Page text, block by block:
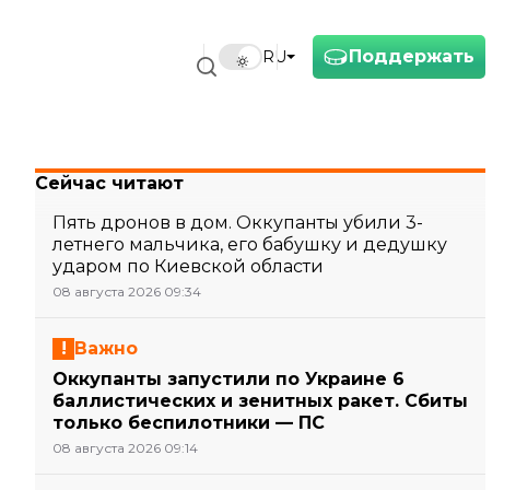
Поддержать
RU
Сейчас читают
Пять дронов в дом. Оккупанты убили 3-
летнего мальчика, его бабушку и дедушку
ударом по Киевской области
08 августа 2026 09:34
Важно
Оккупанты запустили по Украине 6
баллистических и зенитных ракет. Сбиты
только беспилотники — ПС
08 августа 2026 09:14